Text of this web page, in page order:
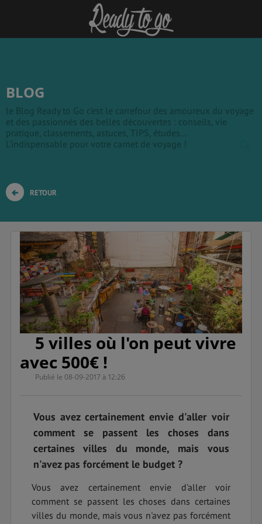
BLOG
le Blog Ready to Go c'est le carrefour des amoureux du voyage
et des passionnés des belles découvertes : conseils, vie
pratique, classements, astuces, TIPS, études...
L'indispensable pour votre carnet de voyage !
RETOUR
5 villes où l'on peut vivre
avec 500€ !
Publié le 08-09-2017 à 12:26
Vous avez certainement envie d'aller voir
comment se passent les choses dans
certaines villes du monde, mais vous
n'avez pas forcément le budget ?
Vous avez certainement envie d'aller voir
comment se passent les choses dans certaines
villes du monde, mais vous n'avez pas forcément